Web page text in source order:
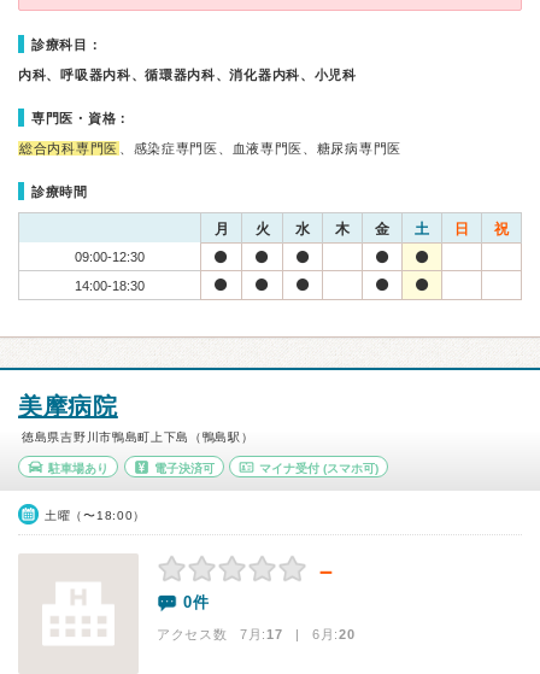
診療科目：
内科、呼吸器内科、循環器内科、消化器内科、小児科
専門医・資格：
総合内科専門医 、感染症専門医、血液専門医、糖尿病専門医
診療時間
月 火 水 木 金 土 日 祝
09:00-12:30
14:00-18:30
美摩病院
徳島県吉野川市鴨島町上下島（鴨島駅）
駐車場あり 電子決済可 マイナ受付 (スマホ可)
土曜（〜18:00）
－
0件
アクセス数 7月:17 | 6月:20